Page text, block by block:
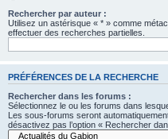
Rechercher par auteur :
Utilisez un astérisque « * » comme
effectuer des recherches partielles.
PRÉFÉRENCES DE LA RECHERCHE
Rechercher dans les forums :
Sélectionnez le ou les forums dans
Les sous-forums seront
désactivez pas l’option « Rechercher